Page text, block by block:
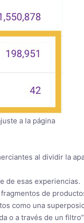
a la página
al dividir la
de esas experiencias.
de
como una
o a través de un filtro”